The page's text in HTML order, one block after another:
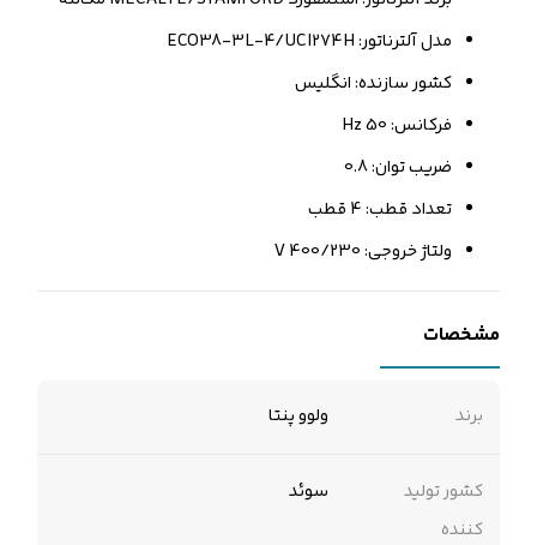
مدل آلترناتور: ECO38-3L-4/UCI274H
کشور سازنده: انگلیس
فرکانس: 50 Hz
ضریب توان: 0.8
تعداد قطب: 4 قطب
ولتاژ خروجی: 400/230 V
مشخصات
برند ولوو پنتا
کشور تولید
کننده
سوئد